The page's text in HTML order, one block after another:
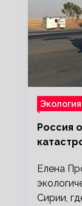
Экология
Россия
Елена
Сирии,